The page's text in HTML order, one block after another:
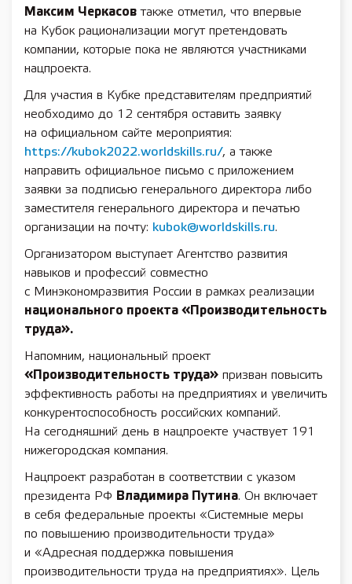
Максим Черкасов также отметил, что впервые
на Кубок рационализации могут претендовать
компании, которые пока не являются участниками
нацпроекта.
Для участия в Кубке представителям предприятий
необходимо до 12 сентября оставить заявку
на официальном сайте мероприятия:
https://kubok2022.worldskills.ru/, а также
направить официальное письмо с приложением
заявки за подписью генерального директора либо
заместителя генерального директора и печатью
организации на почту: kubok@worldskills.ru.
Организатором выступает Агентство развития
навыков и профессий совместно
с Минэкономразвития России в рамках реализации
национального проекта «Производительность
труда».
Напомним, национальный проект
«Производительность труда» призван повысить
эффективность работы на предприятиях и увеличить
конкурентоспособность российских компаний.
На сегодняшний день в нацпроекте участвует 191
нижегородская компания.
Нацпроект разработан в соответствии с указом
президента РФ Владимира Путина. Он включает
в себя федеральные проекты «Системные меры
по повышению производительности труда»
и «Адресная поддержка повышения
производительности труда на предприятиях». Цель